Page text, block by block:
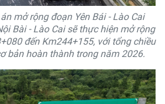
mở rộng đoạn Yên Bái - Lào Cai
Bài - Lào Cai sẽ thực hiện mở rộng
đến Km244+155, với tổng chiều
bản hoàn thành trong năm 2026.